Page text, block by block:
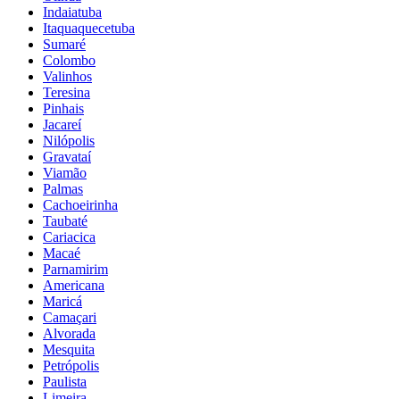
Indaiatuba
Itaquaquecetuba
Sumaré
Colombo
Valinhos
Teresina
Pinhais
Jacareí
Nilópolis
Gravataí
Viamão
Palmas
Cachoeirinha
Taubaté
Cariacica
Macaé
Parnamirim
Americana
Maricá
Camaçari
Alvorada
Mesquita
Petrópolis
Paulista